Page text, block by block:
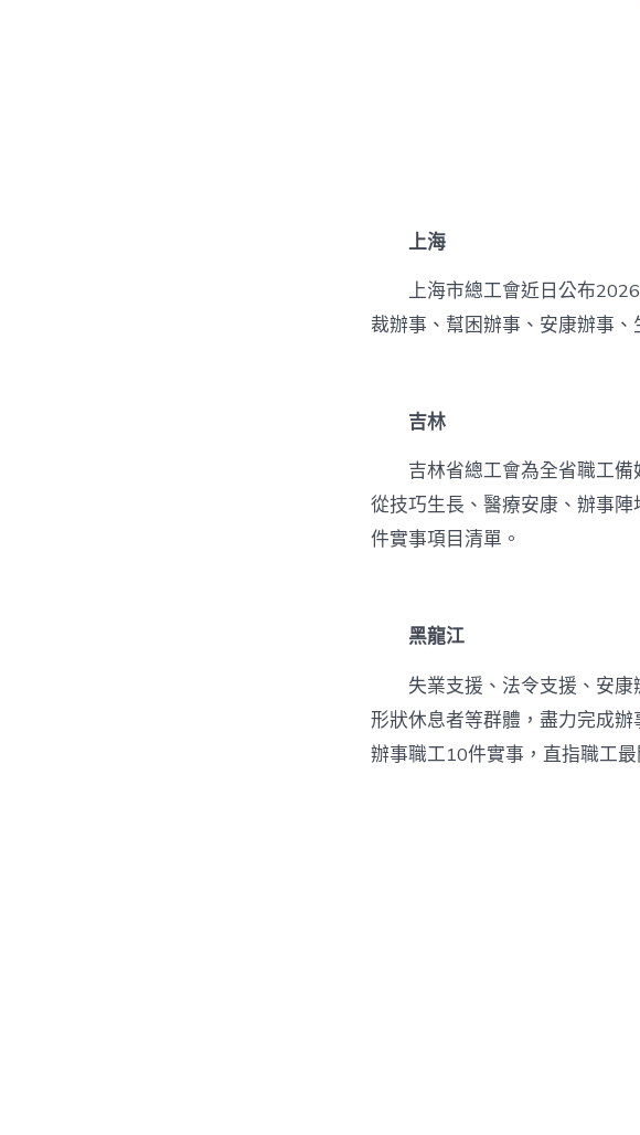
上海
上海市總工會近日公布
裁辦事、幫困辦事、安康辦事、
吉林
吉林省總工會為全省職工備
從技巧生長、醫療安康、辦事
件實事項目清單。
黑龍江
失業支援、法令支援、安
形狀休息者等群體，盡力完成辦
辦事職工10件實事，直指職工